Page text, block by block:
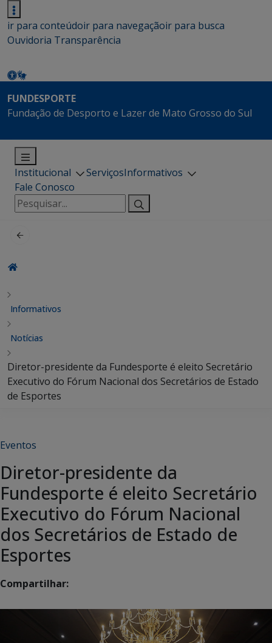
ir para conteúdoir para navegaçãoir para busca
Ouvidoria Transparência
FUNDESPORTE
Fundação de Desporto e Lazer de Mato Grosso do Sul
Institucional ServiçosInformativos
Fale Conosco
Pesquisar
por:
Informativos
Notícias
Diretor-presidente da Fundesporte é eleito Secretário
Executivo do Fórum Nacional dos Secretários de Estado
de Esportes
Eventos
Diretor-presidente da
Fundesporte é eleito Secretário
Executivo do Fórum Nacional
dos Secretários de Estado de
Esportes
Compartilhar: